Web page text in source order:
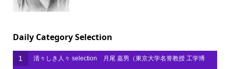
Daily Category Selection
1 清々しき人々 selection 月尾 嘉男（東京大学名誉教授 工学博